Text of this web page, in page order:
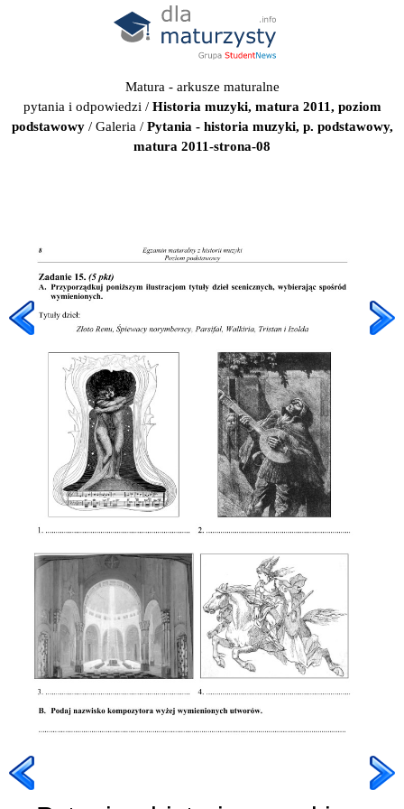
Matura - arkusze maturalne
pytania i odpowiedzi / Historia muzyki, matura 2011, poziom
podstawowy/ Galeria / Pytania - historia muzyki, p. podstawowy,
matura 2011-strona-08